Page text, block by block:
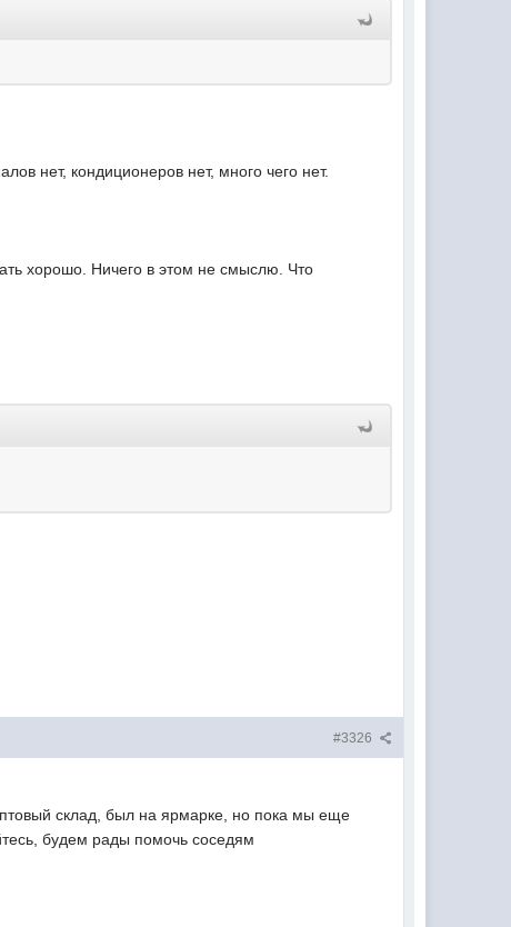
нет, кондиционеров нет, много чего нет.
хорошо. Ничего в этом не смыслю. Что
#3326
склад, был на ярмарке, но пока мы еще
будем рады помочь соседям